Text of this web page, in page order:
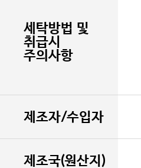
세탁방법 및
취급시
주의사항
제조자/수입자
제조국(원산지)